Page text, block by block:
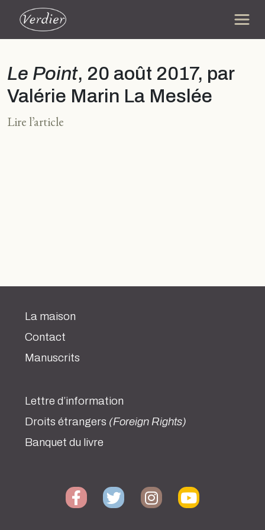
Le Point, 20 août 2017, par
Valérie Marin La Meslée
Lire l’article
La maison
Contact
Manuscrits
Lettre d’information
Droits étrangers (Foreign Rights)
Banquet du livre